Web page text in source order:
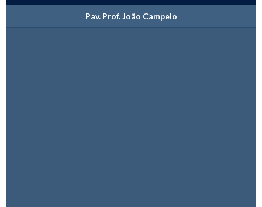
Pav. Prof. João Campelo